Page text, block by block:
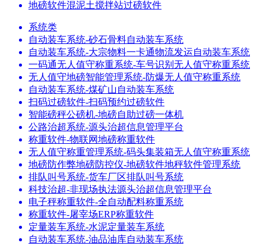
地磅软件混泥土搅拌站过磅软件
系统类
自动装车系统-砂石骨料自动装车系统
自动装车系统-大宗物料一卡通物流发运自动装车系统
一码通无人值守称重系统-车号识别无人值守称重系统
无人值守地磅智能管理系统-防爆无人值守称重系统
自动装车系统-煤矿山自动装车系统
扫码过磅软件-扫码预约过磅软件
智能磅秤公磅机-地磅自助过磅一体机
公路治超系统-源头治超信息管理平台
称重软件-物联网地磅称重软件
无人值守称重管理系统-码头集装箱无人值守称重系统
地磅防作弊地磅防控仪-地磅软件地秤软件管理系统
排队叫号系统-货车厂区排队叫号系统
科技治超-非现场执法源头治超信息管理平台
电子秤称重软件-全自动配料称重系统
称重软件-屠宰场ERP称重软件
定量装车系统-水泥定量装车系统
自动装车系统-油品油库自动装车系统